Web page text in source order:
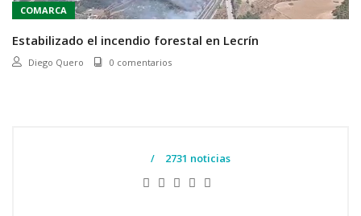
COMARCA
Estabilizado el incendio forestal en Lecrín
Diego Quero 0 comentarios
2731 noticias